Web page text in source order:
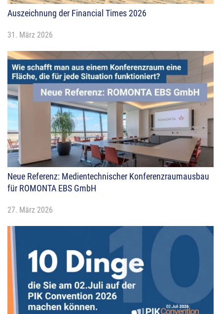
Auszeichnung der Financial Times 2026
31. März 2026
Neue Referenz: Medientechnischer Konferenzraumausbau
für ROMONTA EBS GmbH
27. März 2026